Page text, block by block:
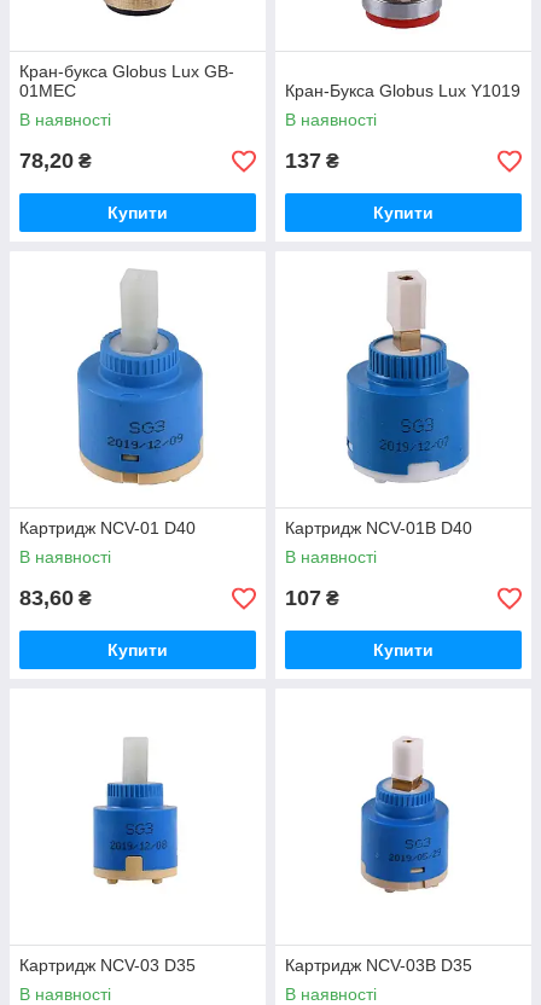
Кран-букса Globus Lux GB-
01MEC
В наявності
78,20 ₴
Купити
Кран-Букса Globus Lux Y1019
В наявності
137 ₴
Купити
Картридж NCV-01 D40
В наявності
83,60 ₴
Купити
Картридж NCV-01B D40
В наявності
107 ₴
Купити
Картридж NCV-03 D35
В наявності
Картридж NCV-03B D35
В наявності